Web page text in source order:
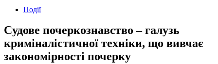
Події
Cудове почеркознавство – галузь
криміналістичної техніки, що вивчає
закономірності почерку